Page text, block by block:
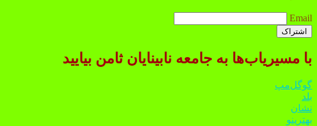
Email
با مسیریاب‌ها به جامعه نابینایان ثامن بیایید
گوگل‌مپ
بلد
نشان
بهترینو